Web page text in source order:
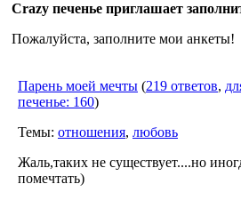
Crazy печенье приглашает
Пожалуйста, заполните мои анкеты!
Парень моей мечты (219 ответов,
печенье: 160)
Темы: отношения, любовь
Жаль,таких не существует....но
помечтать)